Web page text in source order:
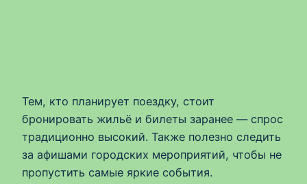
Тем, кто планирует поездку, стоит
бронировать жильё и билеты заранее — спрос
традиционно высокий. Также полезно следить
за афишами городских мероприятий, чтобы не
пропустить самые яркие события.